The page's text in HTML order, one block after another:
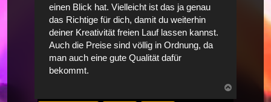
einen Blick hat. Vielleicht ist das ja genau
das Richtige für dich, damit du weiterhin
deiner Kreativität freien Lauf lassen kannst.
Auch die Preise sind völlig in Ordnung, da
man auch eine gute Qualität dafür
bekommt.
oben